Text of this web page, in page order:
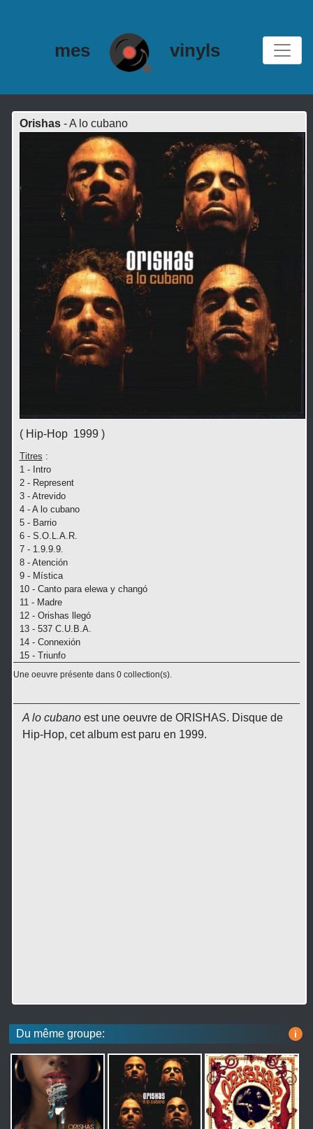
mes vinyls
Orishas- A lo cubano
( Hip-Hop 1999 )
Titres :
1 - Intro
2 - Represent
3 - Atrevido
4 - A lo cubano
5 - Barrio
6 - S.O.L.A.R.
7 - 1.9.9.9.
8 - Atención
9 - Mística
10 - Canto para elewa y changó
11 - Madre
12 - Orishas llegó
13 - 537 C.U.B.A.
14 - Connexión
15 - Triunfo
Une oeuvre présente dans 0 collection(s).
A lo cubanoest une oeuvre de ORISHAS. Disque de
Hip-Hop, cet album est paru en 1999.
Du même groupe: i